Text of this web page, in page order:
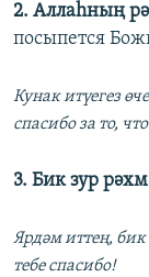
2. Аллаһның
посыпется
Кунак итүегез
спасибо за то,
3. Бик зур
Ярдәм иттең, бик
тебе спасибо!